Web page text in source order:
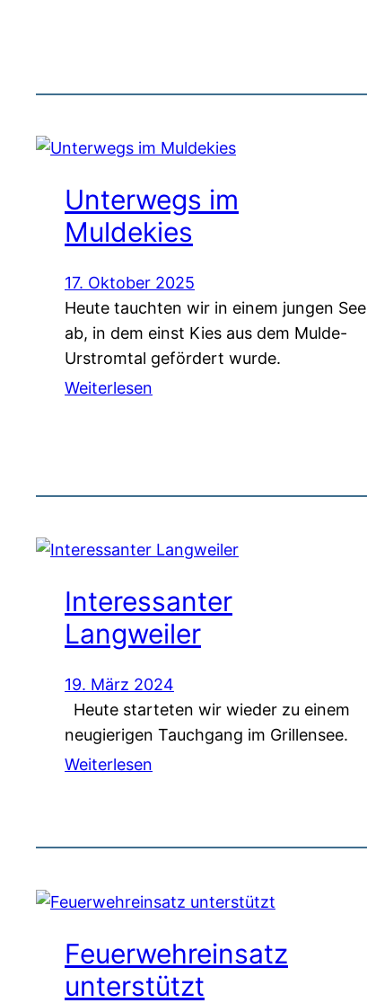
Unterwegs im
Muldekies
17. Oktober 2025
Heute tauchten wir in einem jungen See
ab, in dem einst Kies aus dem Mulde-
Urstromtal gefördert wurde.
Weiterlesen
Interessanter
Langweiler
19. März 2024
Heute starteten wir wieder zu einem
neugierigen Tauchgang im Grillensee.
Weiterlesen
Feuerwehreinsatz
unterstützt